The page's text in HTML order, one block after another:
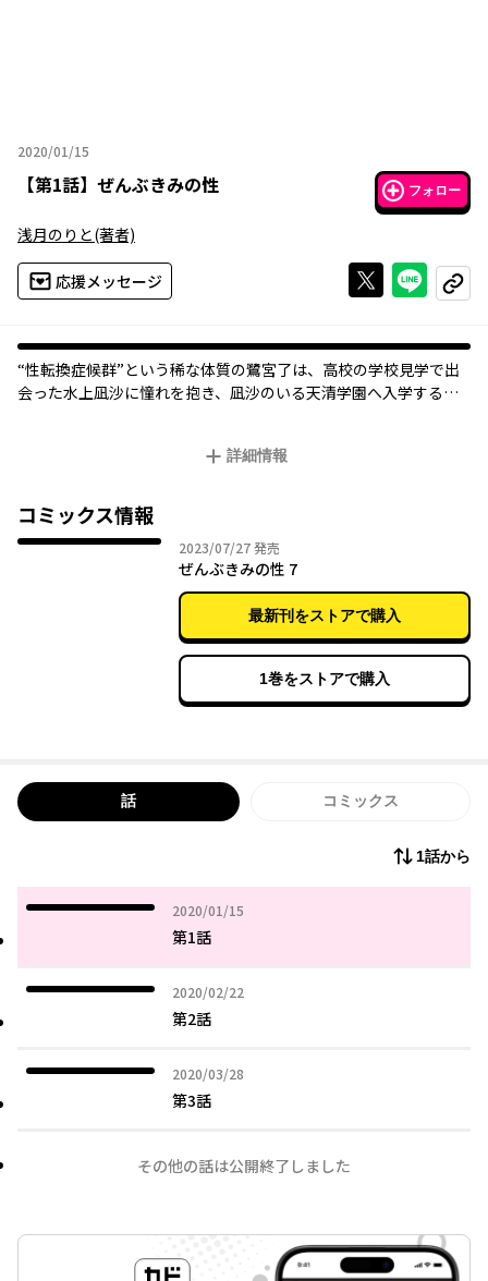
2020/01/15
2020年01月15日
【第1話】 ぜんぶきみの性 フォロー
浅月のりと(著者)
応援メッセージ Xで投稿する
ライン
コピー
“性転換症候群”という稀な体質の鷺宮了は、高校の学校見学で出
会った水上凪沙に憧れを抱き、凪沙のいる天清学園へ入学するこ
詳細情報
コミックス情報
2023/07/272023年07月27日
発売
ぜんぶきみの性 7
最新刊をストアで購入
1巻をストアで購入
話 コミックス
1話から
2020/01/15
2020年01月15日
第1話
2020/02/22
2020年02月22日
第2話
2020/03/28
2020年03月28日
第3話
その他の話は公開終了しました